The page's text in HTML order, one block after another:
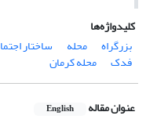
کلیدواژه‌ها
بزرگراه
محله ساختار
فدک محله کرمان
عنوان مقاله English